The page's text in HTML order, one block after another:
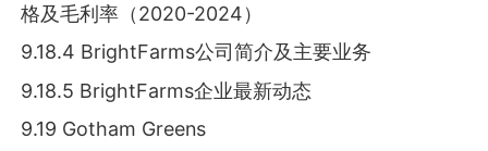
格及毛利率（2020-2024）
9.18.4 BrightFarms公司简介及主要业务
9.18.5 BrightFarms企业最新动态
9.19 Gotham Greens